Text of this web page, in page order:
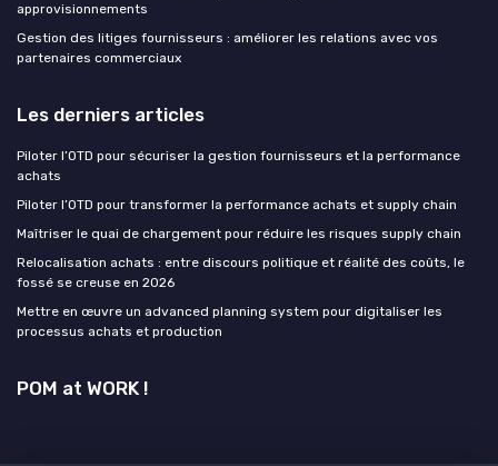
approvisionnements
Gestion des litiges fournisseurs : améliorer les relations avec vos
partenaires commerciaux
Les derniers articles
Piloter l’OTD pour sécuriser la gestion fournisseurs et la performance
achats
Piloter l’OTD pour transformer la performance achats et supply chain
Maîtriser le quai de chargement pour réduire les risques supply chain
Relocalisation achats : entre discours politique et réalité des coûts, le
fossé se creuse en 2026
Mettre en œuvre un advanced planning system pour digitaliser les
processus achats et production
POM at WORK !